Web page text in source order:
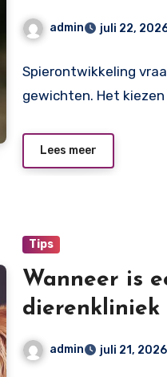
admin juli 22,
Spierontwikkeling
gewichten. Het
Lees meer
Tips
Wanneer is
dierenkliniek
admin juli 21, 2026